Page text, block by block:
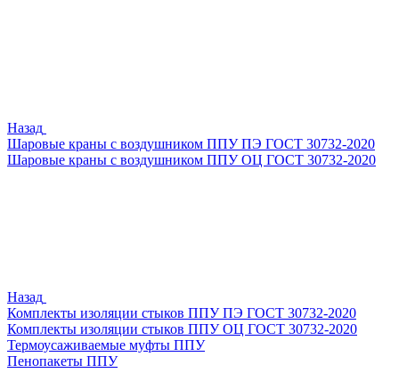
Назад
Шаровые краны с воздушником ППУ ПЭ ГОСТ 30732-2020
Шаровые краны с воздушником ППУ ОЦ ГОСТ 30732-2020
Назад
Комплекты изоляции стыков ППУ ПЭ ГОСТ 30732-2020
Комплекты изоляции стыков ППУ ОЦ ГОСТ 30732-2020
Термоусаживаемые муфты ППУ
Пенопакеты ППУ